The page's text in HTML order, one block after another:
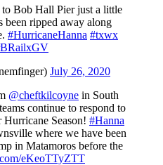
Bob Hall Pier just a little
been ripped away along
#HurricaneHanna #txwx
July 26, 2020
@cheftkilcoyne in South
teams continue to respond to
Season! #Hanna
where we have been
in Matamoros before the
eKeoTTyZTT